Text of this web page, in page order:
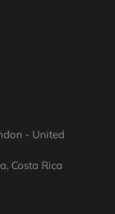
- United
Costa Rica